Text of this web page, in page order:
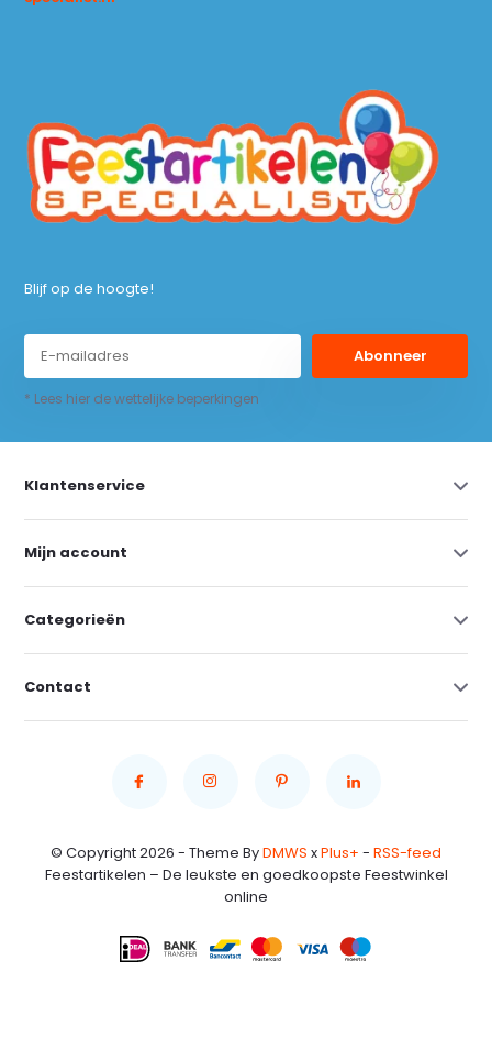
Blijf op de hoogte!
Abonneer
* Lees hier de wettelijke beperkingen
Klantenservice
Mijn account
Categorieën
Contact
© Copyright 2026 - Theme ByDMWS xPlus+ - RSS-feed
Feestartikelen – De leukste en goedkoopste Feestwinkel
online